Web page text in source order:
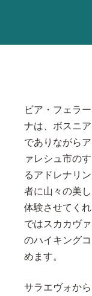
ビア・フェラ
ナは、ボスニ
でありながら
ァレシュ市の
るアドレナリ
者に山々の美
体験させてく
ではスカカヴ
のハイキング
めます。
サラエヴォか